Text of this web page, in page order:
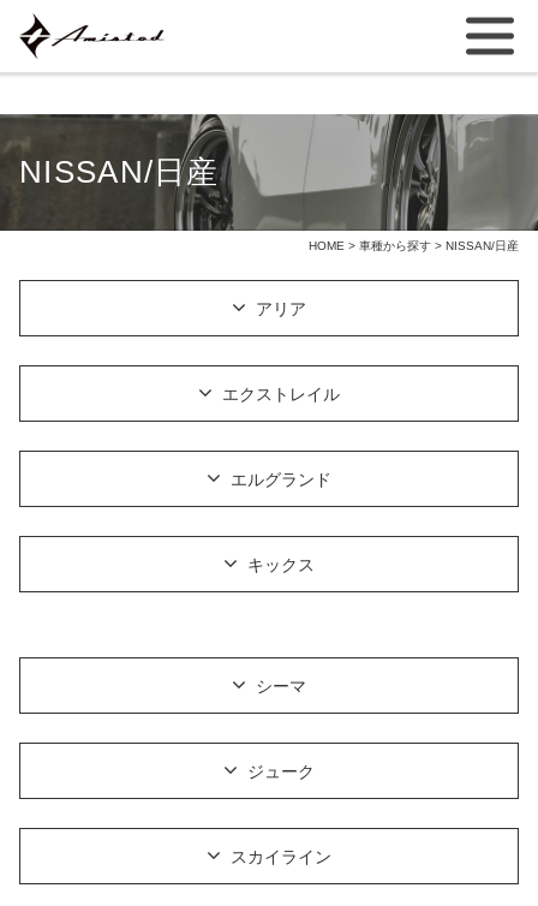
NISSAN/日産
HOME > 車種から探す > NISSAN/日産
アリア
エクストレイル
エルグランド
キックス
シーマ
ジューク
スカイライン